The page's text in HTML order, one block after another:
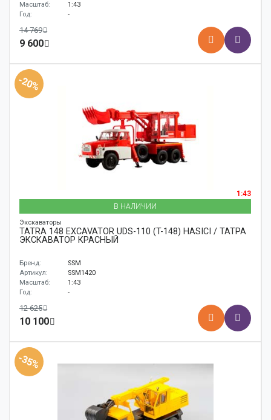
Масштаб:
1:43
Год:
-
14 769
9 600
-20%
1:43
В НАЛИЧИИ
Экскаваторы
TATRA 148 EXCAVATOR UDS-110 (T-148) HASICI / ТАТРА
ЭКСКАВАТОР КРАСНЫЙ
Бренд:
SSM
Артикул:
SSM1420
Масштаб:
1:43
Год:
-
12 625
10 100
-35%